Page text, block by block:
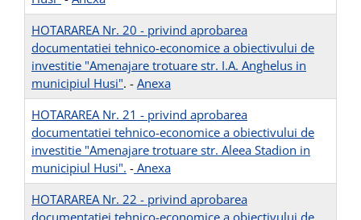
HOTARAREA Nr. 20 - privind aprobarea
documentatiei tehnico-economice a obiectivului de
investitie "Amenajare trotuare str. I.A. Anghelus in
municipiul Husi". - Anexa
HOTARAREA Nr. 21 - privind aprobarea
documentatiei tehnico-economice a obiectivului de
investitie "Amenajare trotuare str. Aleea Stadion in
municipiul Husi". - Anexa
HOTARAREA Nr. 22 - privind aprobarea